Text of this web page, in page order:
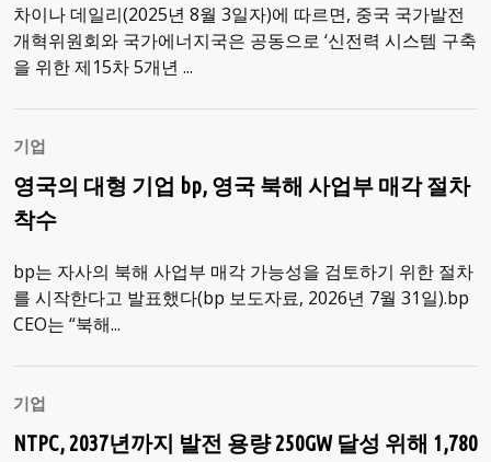
차이나 데일리(2025년 8월 3일자)에 따르면, 중국 국가발전
개혁위원회와 국가에너지국은 공동으로 ‘신전력 시스템 구축
을 위한 제15차 5개년 ...
기업
영국의 대형 기업 bp, 영국 북해 사업부 매각 절차
착수
bp는 자사의 북해 사업부 매각 가능성을 검토하기 위한 절차
를 시작한다고 발표했다(bp 보도자료, 2026년 7월 31일).bp
CEO는 “북해...
기업
NTPC, 2037년까지 발전 용량 250GW 달성 위해 1,780